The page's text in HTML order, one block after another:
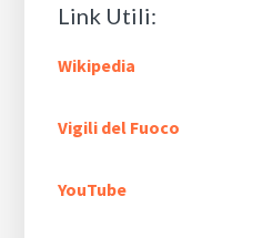
Link Utili:
Wikipedia
Vigili del Fuoco
YouTube